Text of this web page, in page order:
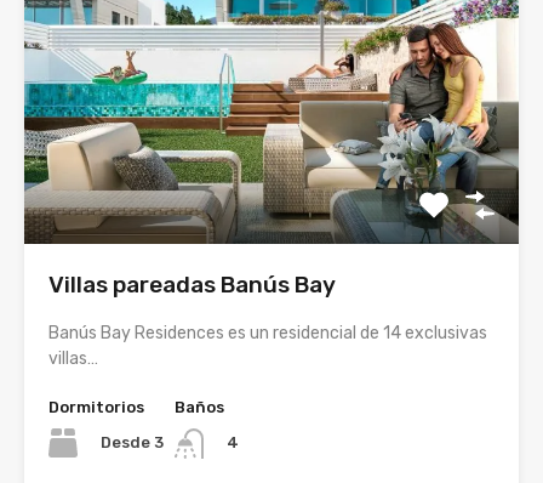
Villas pareadas Banús Bay
Banús Bay Residences es un residencial de 14 exclusivas
villas…
Dormitorios
Desde 3
Baños
4